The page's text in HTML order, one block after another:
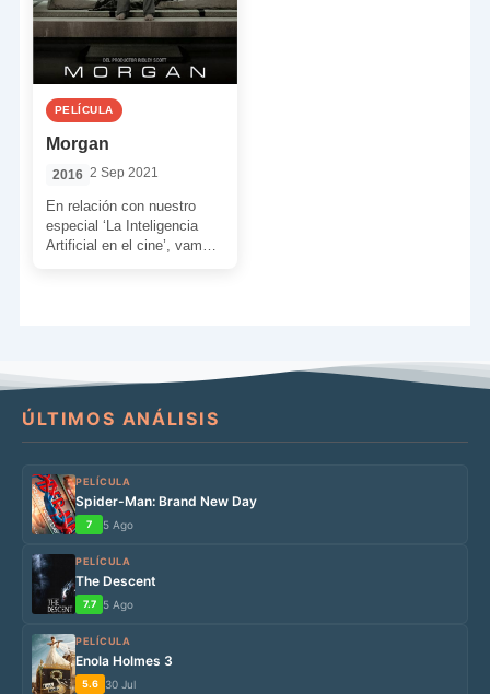
PELÍCULA
Morgan
2016 2 Sep 2021
En relación con nuestro
especial ‘La Inteligencia
Artificial en el cine’, vamos
ÚLTIMOS ANÁLISIS
PELÍCULA
Spider-Man: Brand New Day
7 5 Ago
PELÍCULA
The Descent
7.7 5 Ago
PELÍCULA
Enola Holmes 3
5.6 30 Jul